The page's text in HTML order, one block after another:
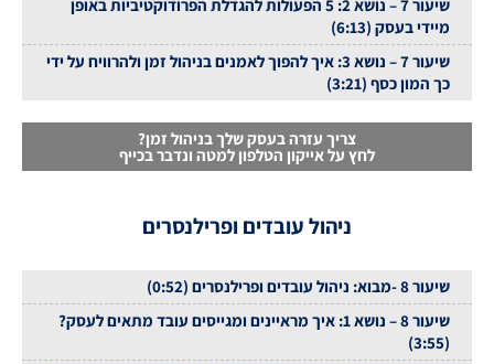
שיעור 7 – נושא 2: 5 הפעולות להגדלת הפרודוקטיביות באופן
מיידי בעסק (6:13)
שיעור 7 – נושא 3: איך להפוך לאמנים בניהול זמן ולהרוויח על ידי
כך המון כסף (3:21)
צריך עזרה בעסק שלך בניהול זמן?
לחץ על אייקון הטלפון למטה ונדבר בכייף
ניהול עובדים ופרילנסרים
שיעור 8 -מבוא: ניהול עובדים ופרילנסרים (0:52)
שיעור 8 – נושא 1: איך מראיינים ומגייסים עובד מתאים לעסק?
(3:55)